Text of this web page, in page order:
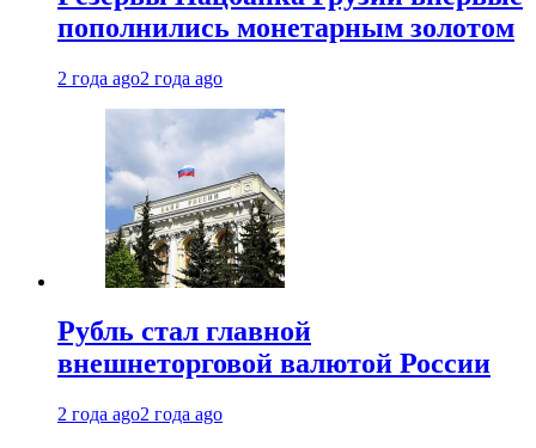
пополнились монетарным золотом
2 года ago2 года ago
Рубль стал главной
внешнеторговой валютой России
2 года ago2 года ago